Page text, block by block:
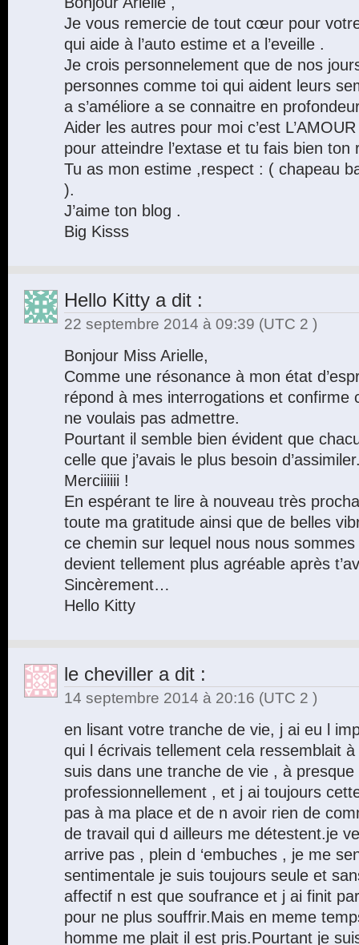
Je vous remercie de tout cœur pour
qui aide à l’auto estime et a l’eveille .
Je crois personnelement que de nos
personnes comme toi qui aident leurs
a s’améliore a se connaitre en
Aider les autres pour moi c’est
pour atteindre l’extase et tu fais bien
Tu as mon estime ,respect : ( chapeau
).
J’aime ton blog .
Big Kisss
Hello Kitty a dit :
22 septembre 2014 à 09:39 (UTC 2 )
Bonjour Miss Arielle,
Comme une résonance à mon état
répond à mes interrogations et confirme
ne voulais pas admettre.
Pourtant il semble bien évident que
celle que j’avais le plus besoin
Merciiiiii !
En espérant te lire à nouveau très
toute ma gratitude ainsi que de belles
ce chemin sur lequel nous nous
devient tellement plus agréable après
Sincèrement…
Hello Kitty
le cheviller a dit :
14 septembre 2014 à 20:16 (UTC 2 )
en lisant votre tranche de vie, j ai eu l
qui l écrivais tellement cela ressemblait
suis dans une tranche de vie , à
professionnellement , et j ai toujours
pas à ma place et de n avoir rien de
de travail qui d ailleurs me détestent.je
arrive pas , plein d ‘embuches , je me
sentimentale je suis toujours seule et
affectif n est que soufrance et j ai finit
pour ne plus souffrir.Mais en meme
homme me plait il est pris.Pourtant je